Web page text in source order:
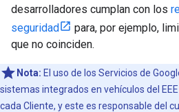
desarrolladores cumplan con los
seguridad
para, por ejemplo,
que no coinciden.
Nota: El uso de los Servicios de
sistemas integrados en vehículos del
cada Cliente, y este es responsable del